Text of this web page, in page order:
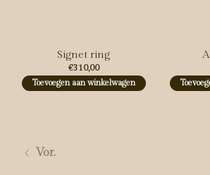
Signet ring
€310,00
Toevoegen aan winkelwagen
Vor.